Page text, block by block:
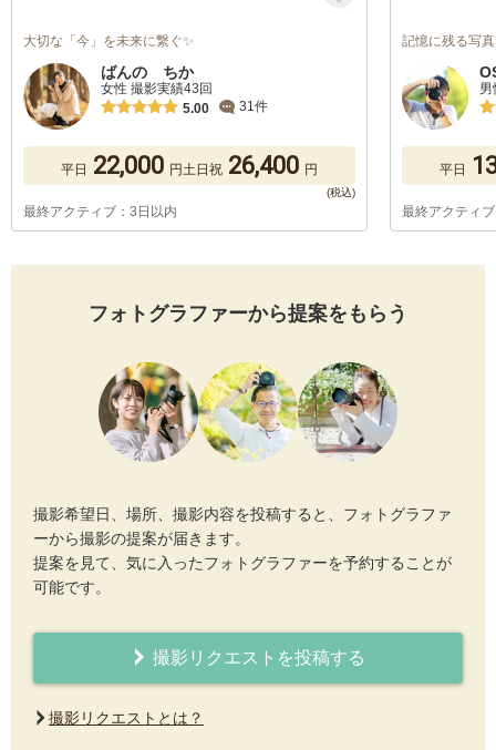
大切な「今」を未来に繋ぐ✨
ばんの ちか
女性 撮影実績43回
5.00
31件
平日 22,000 円土日祝 26,400 円
最終アクティブ：3日以内
記憶に残る写
平日
最終アクティ
フォトグラファーから提案をもらう
撮影希望日、場所、撮影内容を投稿すると、フォトグラファ
ーから撮影の提案が届きます。
提案を見て、気に入ったフォトグラファーを予約することが
可能です。
撮影リクエストを投稿する
撮影リクエストとは？